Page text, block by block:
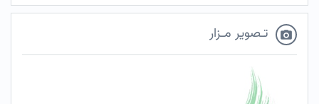
تـصویر مـزار